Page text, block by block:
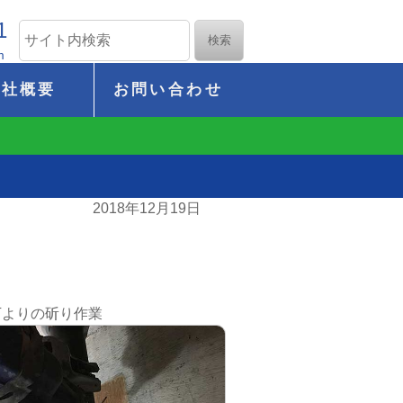
概要 お問い合わせ
2018年12月19日
りの斫り作業